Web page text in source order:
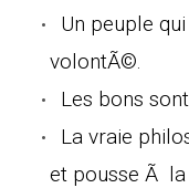
Un peuple
volontÃ©.
Les bons
La vraie
et pousse Ã la